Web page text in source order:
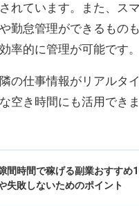
れています。また、ス
勤怠管理ができるもの
率的に管理が可能です。
の仕事情報がリアルタ
空き時間にも活用できま
間時間で稼げる副業おすすめ
失敗しないためのポイント